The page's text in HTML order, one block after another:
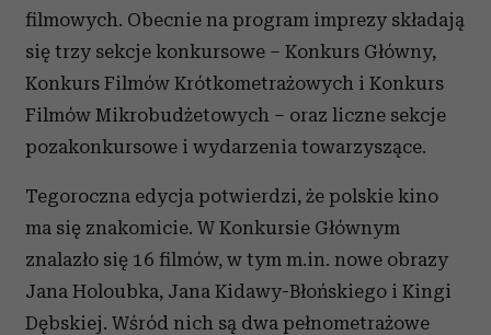
filmowych. Obecnie na program imprezy składają
się trzy sekcje konkursowe – Konkurs Główny,
Konkurs Filmów Krótkometrażowych i Konkurs
Filmów Mikrobudżetowych – oraz liczne sekcje
pozakonkursowe i wydarzenia towarzyszące.
Tegoroczna edycja potwierdzi, że polskie kino
ma się znakomicie. W Konkursie Głównym
znalazło się 16 filmów, w tym m.in. nowe obrazy
Jana Holoubka, Jana Kidawy-Błońskiego i Kingi
Dębskiej. Wśród nich są dwa pełnometrażowe